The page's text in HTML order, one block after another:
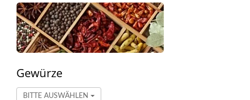
Gewürze
BITTE AUSWÄHLEN